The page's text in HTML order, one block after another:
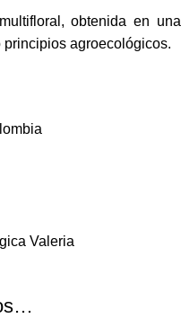
obtenida en una
agroecológicos.
Valeria